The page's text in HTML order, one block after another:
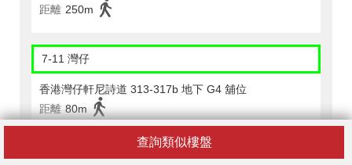
查詢類似樓盤
距離 250m
7-11 灣仔
香港灣仔軒尼詩道 313-317b 地下 G4 舖位
距離 80m
7-11 灣仔